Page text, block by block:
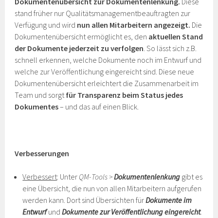
stand früher nur Qualitätsmanagementbeauftragten zur
Verfügung und wird nun allen Mitarbeitern angezeigt. Die
Dokumentenübersicht ermöglicht es, den aktuellen Stand
der Dokumente jederzeit zu verfolgen. So lässt sich z.B.
schnell erkennen, welche Dokumente noch im Entwurf und
welche zur Veröffentlichung eingereicht sind. Diese neue
Dokumentenübersicht erleichtert die Zusammenarbeit im
Team und sorgtfür Transparenz beim Status jedes
Dokumentes– und das auf einen Blick.
Verbesserungen
Verbessert: Unter QM-Tools >Dokumentenlenkung gibt es
eine Übersicht, die nun von allen Mitarbeitern aufgerufen
werden kann. Dort sind Übersichten fürDokumente im
EntwurfundDokumente zur Veröffentlichung eingereicht.